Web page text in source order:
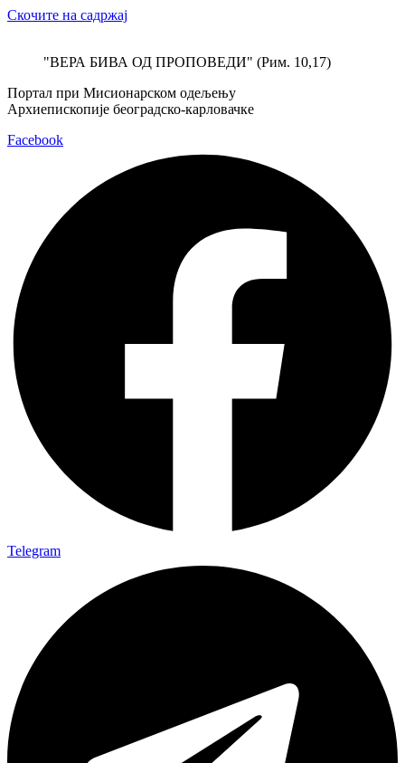
Скочите на садржај
"ВЕРА БИВА ОД ПРОПОВЕДИ" (Рим. 10,17)
Портал при Мисионарском одељењу
Архиепископије београдско-карловачке
Facebook
Telegram